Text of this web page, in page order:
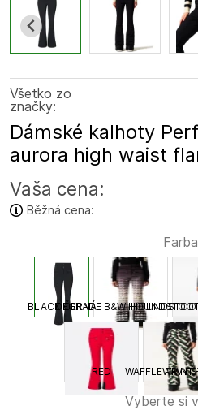
Všetko zo
značky:
Dámské kalhoty
aurora high waist
Vaša cena:
Běžná cena:
BLACK ČERNÁ
DEGRADE B&W
RED WAFFLE PRINT
WAVY
Vyberte si